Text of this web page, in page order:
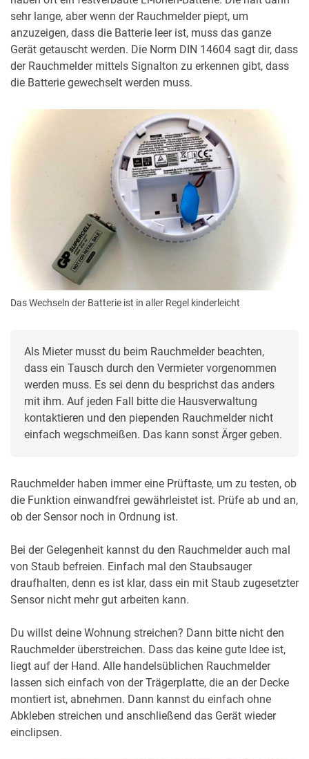
sehr lange, aber wenn der Rauchmelder piept, um
anzuzeigen, dass die Batterie leer ist, muss das ganze
Gerät getauscht werden. Die Norm DIN 14604 sagt dir, dass
der Rauchmelder mittels Signalton zu erkennen gibt, dass
die Batterie gewechselt werden muss.
Das Wechseln der Batterie ist in aller Regel kinderleicht
Als Mieter musst du beim Rauchmelder beachten,
dass ein Tausch durch den Vermieter vorgenommen
werden muss. Es sei denn du besprichst das anders
mit ihm. Auf jeden Fall bitte die Hausverwaltung
kontaktieren und den piependen Rauchmelder nicht
einfach wegschmeißen. Das kann sonst Ärger geben.
Rauchmelder haben immer eine Prüftaste, um zu testen, ob
die Funktion einwandfrei gewährleistet ist. Prüfe ab und an,
ob der Sensor noch in Ordnung ist.
Bei der Gelegenheit kannst du den Rauchmelder auch mal
von Staub befreien. Einfach mal den Staubsauger
draufhalten, denn es ist klar, dass ein mit Staub zugesetzter
Sensor nicht mehr gut arbeiten kann.
Du willst deine Wohnung streichen? Dann bitte nicht den
Rauchmelder überstreichen. Dass das keine gute Idee ist,
liegt auf der Hand. Alle handelsüblichen Rauchmelder
lassen sich einfach von der Trägerplatte, die an der Decke
montiert ist, abnehmen. Dann kannst du einfach ohne
Abkleben streichen und anschließend das Gerät wieder
einclipsen.